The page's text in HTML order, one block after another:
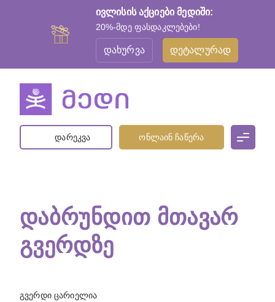
ივლისის აქციები მედიში:
20%-მდე ფასდაკლებები!
დახურვა დეტალურად
დარეკვა ონლაინ ჩაწერა
ᲓᲐᲑᲠᲣᲜᲓᲘᲗ ᲛᲗᲐᲕᲐᲠ
ᲒᲕᲔᲠᲓᲖᲔ
გვერდი ცარიელია